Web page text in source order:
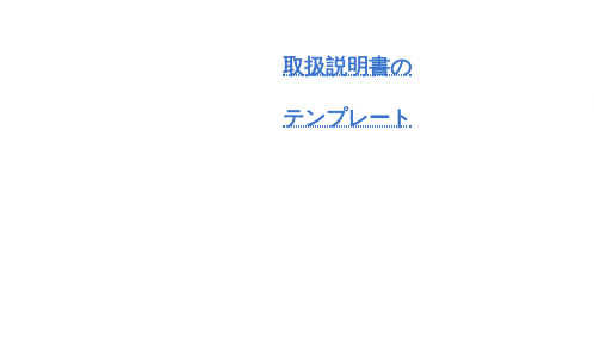
取扱説明書の
テンプレート